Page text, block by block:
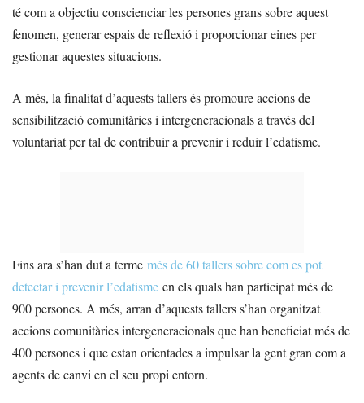
té com a objectiu conscienciar les persones grans sobre aquest
fenomen, generar espais de reflexió i proporcionar eines per
gestionar aquestes situacions.
A més, la finalitat d’aquests tallers és promoure accions de
sensibilització comunitàries i intergeneracionals a través del
voluntariat per tal de contribuir a prevenir i reduir l’edatisme.
Fins ara s’han dut a terme més de 60 tallers sobre com es pot
detectar i prevenir l’edatisme en els quals han participat més de
900 persones. A més, arran d’aquests tallers s’han organitzat
accions comunitàries intergeneracionals que han beneficiat més de
400 persones i que estan orientades a impulsar la gent gran com a
agents de canvi en el seu propi entorn.